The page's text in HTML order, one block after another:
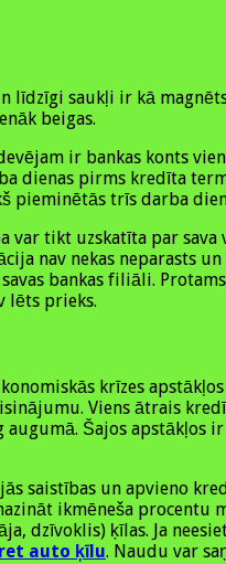
līdzīgi saukļi ir kā
beigas.
ir bankas konts
dienas pirms kredīta
pieminētās trīs darba
tikt uzskatīta par sava
nav nekas neparasts
bankas filiāli.
lēts prieks.
krīzes
Viens ātrais
Šajos apstākļos
saistības un apvieno
ikmēneša procentu
dzīvoklis) ķīlas. Ja
auto ķīlu. Naudu var